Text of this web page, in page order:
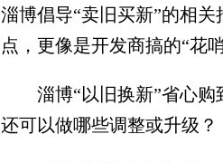
淄博倡导“卖旧买新”的相
点，更像是开发商搞的“花
淄博“以旧换新”省心购
还可以做哪些调整或升级？